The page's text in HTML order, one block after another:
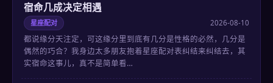
宿命几成决定相遇
星座配对 2026-08-10
都说缘分天注定，可这缘分里到底有几分是性格的必然，几分是
偶然的巧合？我身边太多朋友抱着星座配对表纠结来纠结去，其
实宿命这事儿，真不是简单看…